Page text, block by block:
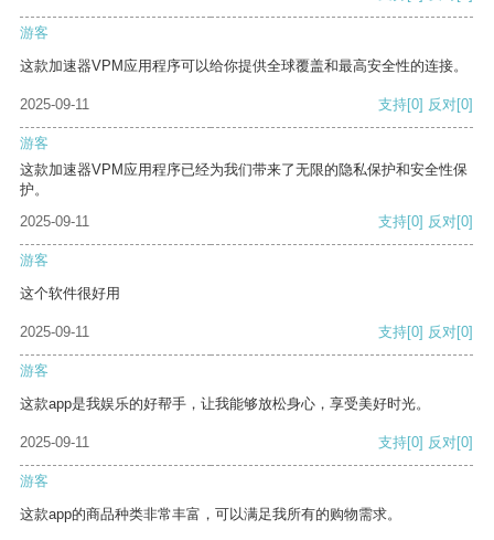
游客
这款加速器VPM应用程序可以给你提供全球覆盖和最高安全性的连接。
2025-09-11 支持[0] 反对[0]
游客
这款加速器VPM应用程序已经为我们带来了无限的隐私保护和安全性保
护。
2025-09-11
支持[0] 反对[0]
游客
这个软件很好用
2025-09-11 支持[0] 反对[0]
游客
这款app是我娱乐的好帮手，让我能够放松身心，享受美好时光。
2025-09-11 支持[0] 反对[0]
游客
这款app的商品种类非常丰富，可以满足我所有的购物需求。